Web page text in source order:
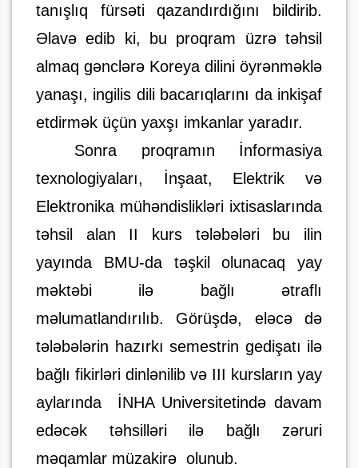
tanışlıq fürsəti qazandırdığını bildirib.
Əlavə edib ki, bu proqram üzrə təhsil
almaq gənclərə Koreya dilini öyrənməklə
yanaşı, ingilis dili bacarıqlarını da inkişaf
etdirmək üçün yaxşı imkanlar yaradır.
Sonra proqramın İnformasiya
texnologiyaları, İnşaat, Elektrik və
Elektronika mühəndislikləri ixtisaslarında
təhsil alan II kurs tələbələri bu ilin
yayında BMU-da təşkil olunacaq yay
məktəbi ilə bağlı ətraflı
məlumatlandırılıb. Görüşdə, eləcə də
tələbələrin hazırkı semestrin gedişatı ilə
bağlı fikirləri dinlənilib və III kursların yay
aylarında
İNHA Universitetində davam
edəcək təhsilləri ilə bağlı zəruri
məqamlar müzakirə olunub.